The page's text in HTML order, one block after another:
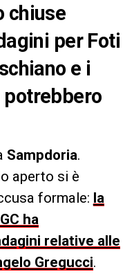
chiuse
per Foti
e i
Sampdoria.
aperto si è
formale: la
ha
relative alle
Gregucci.